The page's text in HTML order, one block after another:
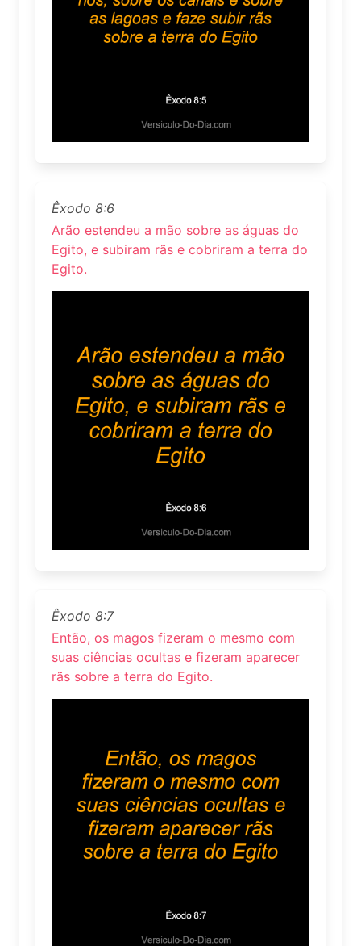
Êxodo 8:6
Arão estendeu a mão sobre as águas do
Egito, e subiram rãs e cobriram a terra do
Egito.
Êxodo 8:7
Então, os magos fizeram o mesmo com
suas ciências ocultas e fizeram aparecer
rãs sobre a terra do Egito.